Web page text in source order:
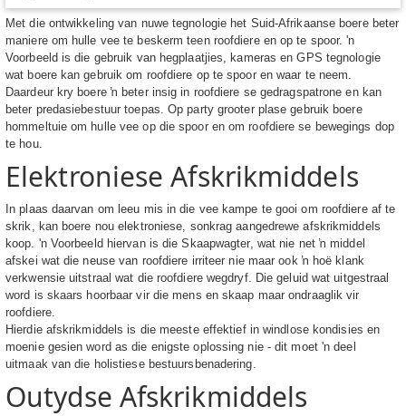
Met die ontwikkeling van nuwe tegnologie het Suid-Afrikaanse boere beter
maniere om hulle vee te beskerm teen roofdiere en op te spoor. 'n
Voorbeeld is die gebruik van hegplaatjies, kameras en GPS tegnologie
wat boere kan gebruik om roofdiere op te spoor en waar te neem.
Daardeur kry boere ŉ beter insig in roofdiere se gedragspatrone en kan
beter predasiebestuur toepas. Op party grooter plase gebruik boere
hommeltuie om hulle vee op die spoor en om roofdiere se bewegings dop
te hou.
Elektroniese Afskrikmiddels
In plaas daarvan om leeu mis in die vee kampe te gooi om roofdiere af te
skrik, kan boere nou elektroniese, sonkrag aangedrewe afskrikmiddels
koop. 'n Voorbeeld hiervan is die Skaapwagter, wat nie net ŉ middel
afskei wat die neuse van roofdiere irriteer nie maar ook ŉ hoë klank
verkwensie uitstraal wat die roofdiere wegdryf. Die geluid wat uitgestraal
word is skaars hoorbaar vir die mens en skaap maar ondraaglik vir
roofdiere.
Hierdie afskrikmiddels is die meeste effektief in windlose kondisies en
moenie gesien word as die enigste oplossing nie - dit moet 'n deel
uitmaak van die holistiese bestuursbenadering.
Outydse Afskrikmiddels